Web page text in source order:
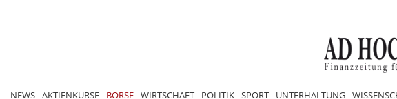
NEWS AKTIENKURSE BÖRSE WIRTSCHAFT POLITIK SPORT UNTERHALTUNG